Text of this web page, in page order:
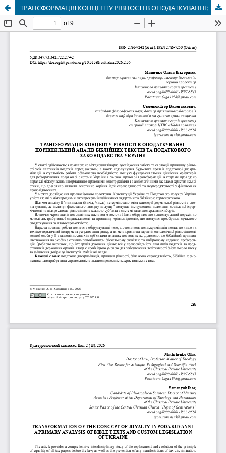
ТРАНСФОРМАЦІЯ КОНЦЕПТУ РІВНОСТІ В ОПОДАТКУВАННІ: ПОРІВНЯЛЬНИЙ АНАЛІЗ БІБЛІЙНИХ ТЕКСТІВ ТА ПОДАТКОВОГО ЗАКОНОДАВСТВА УКРАЇНИ